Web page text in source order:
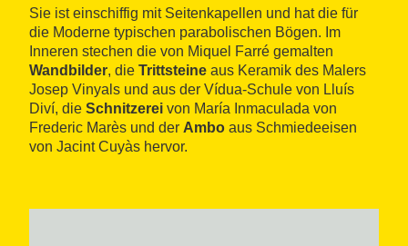
Sie ist einschiffig mit Seitenkapellen und hat die für
die Moderne typischen parabolischen Bögen. Im
Inneren stechen die von Miquel Farré gemalten
Wandbilder, die Trittsteine aus Keramik des Malers
Josep Vinyals und aus der Vídua-Schule von Lluís
Diví, die Schnitzerei von María Inmaculada von
Frederic Marès und der Ambo aus Schmiedeeisen
von Jacint Cuyàs hervor.